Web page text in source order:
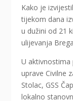
Kako je
tijekom dana
u dužini od 21
ulijevanja
U aktivnostima
uprave Civilne
Stolac, GSS
lokalno